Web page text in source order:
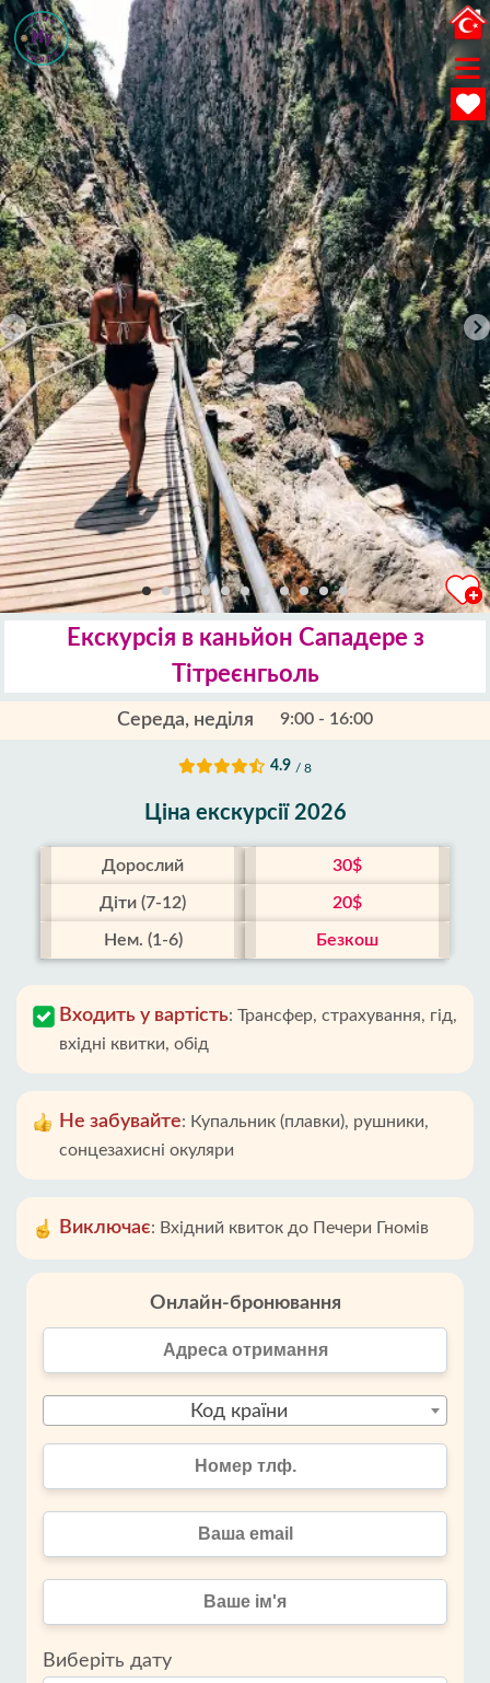
Екскурсія в каньйон Сападере з
Тітреєнгьоль
Середа, неділя 9:00 - 16:00
4.9 / 8
Ціна екскурсії 2026
Дорослий 30$
Діти (7-12) 20$
Нем. (1-6) Безкош
Входить у вартість: Трансфер, страхування, гід,
вхідні квитки, обід
Не забувайте: Купальник (плавки), рушники,
сонцезахисні окуляри
Виключає: Вхідний квиток до Печери Гномів
Онлайн-бронювання
Код країни
Виберіть дату